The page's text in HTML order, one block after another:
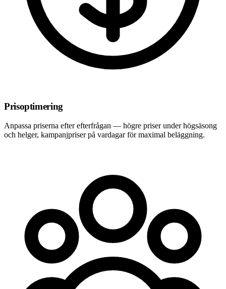
Prisoptimering
Anpassa priserna efter efterfrågan — högre priser under högsäsong
och helger, kampanjpriser på vardagar för maximal beläggning.